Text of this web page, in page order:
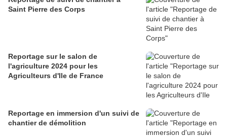
Saint Pierre des Corps
Reportage sur le salon de
l'agriculture 2024 pour les
Agriculteurs d'Ile de France
Reportage en immersion d'un suivi de
chantier de démolition